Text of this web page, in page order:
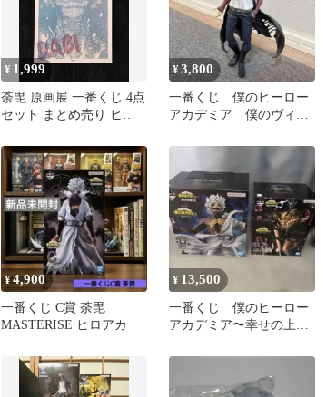
¥ 1,999
荼毘 原画展 一番くじ 4点
セット まとめ売り ヒロ
¥3,800
一番くじ 僕のヒーロー
アカデミア 僕のヴィラ
毘
¥4,900
一番くじ C賞 荼毘
MASTERISE ヒロアカ
¥ 13,500
一番くじ 僕のヒーロー
アカデミア〜幸せの上